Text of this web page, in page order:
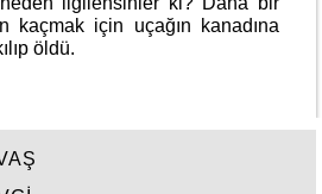
kaçmak için uçağın kanadına
öldü.